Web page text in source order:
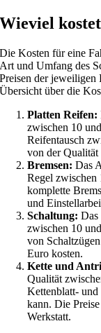
Wieviel
Die Kosten für eine
Art und Umfang des
Preisen der jeweiligen
Übersicht über die
Platten Reifen:
zwischen 10
Reifentausch
von der Qualität
Bremsen: Das
Regel zwischen
komplette
und
Schaltung: Das
zwischen 10
von
Euro kosten.
Kette und
Qualität
Kettenblatt-
kann. Die
Werkstatt.